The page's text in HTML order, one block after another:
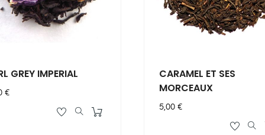
GREY IMPERIAL
€
CARAMEL ET SES
MORCEAUX
Prix
5,00 €